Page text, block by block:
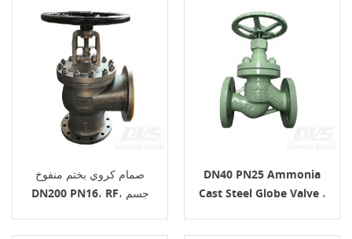
صمام كروي بختم منفوخ
DN200 PN16، RF، جسم
DN40 PN25 Ammonia
Cast Steel Globe Valve ،